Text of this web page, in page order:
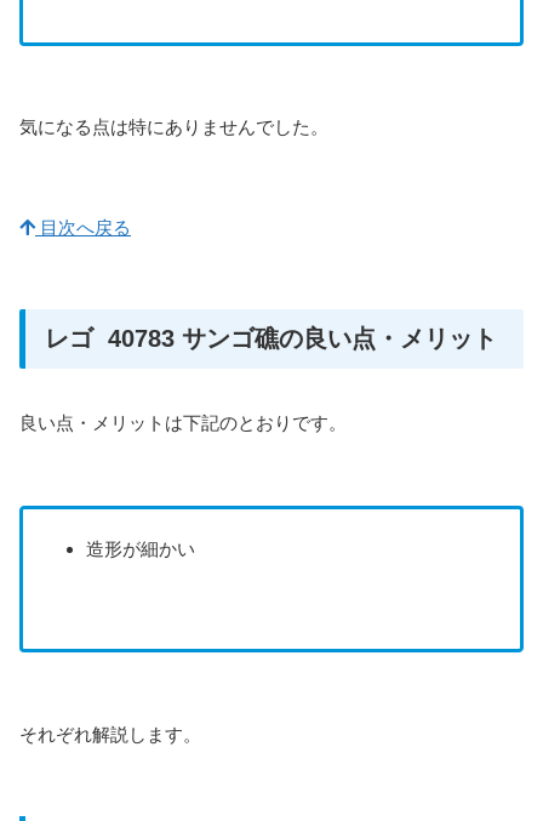
気になる点は特にありませんでした。
目次へ戻る
レゴ 40783 サンゴ礁の良い点・メリット
良い点・メリットは下記のとおりです。
造形が細かい
それぞれ解説します。